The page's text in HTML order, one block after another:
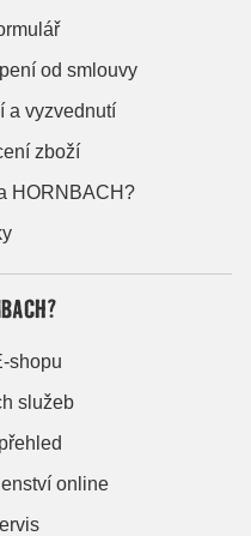
od smlouvy
a vyzvednutí
zboží
HORNBACH?
shopu
služeb
online